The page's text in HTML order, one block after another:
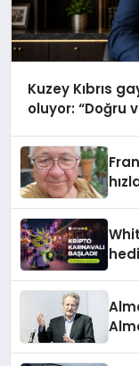
Kuzey Kıbrıs
oluyor: “Doğru